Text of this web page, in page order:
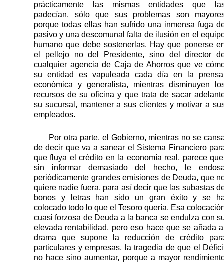
prácticamente las mismas entidades que
padecían, sólo que sus problemas son
porque todas ellas han sufrido una inmensa fuga
pasivo y una descomunal falta de ilusión en el
humano que debe sostenerlas. Hay que ponerse
el pellejo no del Presidente, sino del director
cualquier agencia de Caja de Ahorros que ve có
su entidad es vapuleada cada día en la
económica y generalista, mientras disminuyen
recursos de su oficina y que trata de sacar
su sucursal, mantener a sus clientes y motivar a
empleados.
Por otra parte, el Gobierno, mientras no se
de decir que va a sanear el Sistema Financiero
que fluya el crédito en la economía real, parece
sin informar demasiado del hecho, le
periódicamente grandes emisiones de Deuda, que
quiere nadie fuera, para así decir que las subastas
bonos y letras han sido un gran éxito y se
colocado todo lo que el Tesoro quería. Esa
cuasi forzosa de Deuda a la banca se endulza con
elevada rentabilidad, pero eso hace que se añada
drama que supone la reducción de crédito
particulares y empresas, la tragedia de que el
no hace sino aumentar, porque a mayor